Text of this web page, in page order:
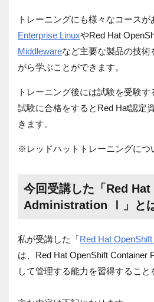
トレーニングにも様々なコースが
Enterprise LinuxやRed Hat
Middlewareなど主要な製品の技
がら学ぶことができます。
トレーニング後には試験を受験す
試験に合格をするとRed Hat認定
きます。
※レッドハットトレーニングにつ
今回受講した「Red
Administration Ⅰ」と
私が受講した「Red Hat
は、Red Hat OpenShift Container
して管理する能力を習得すること